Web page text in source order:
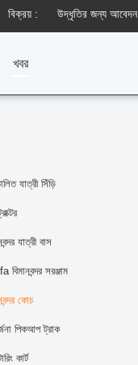
বিক্রয় : উদ্ধৃতির জন্য আবেদন
খবর
যাত্রী সিঁড়ি
যাত্রী বাস
বিমানবন্দর সরঞ্জাম
কোচ
পিকআপ ট্রাক
কার্ট